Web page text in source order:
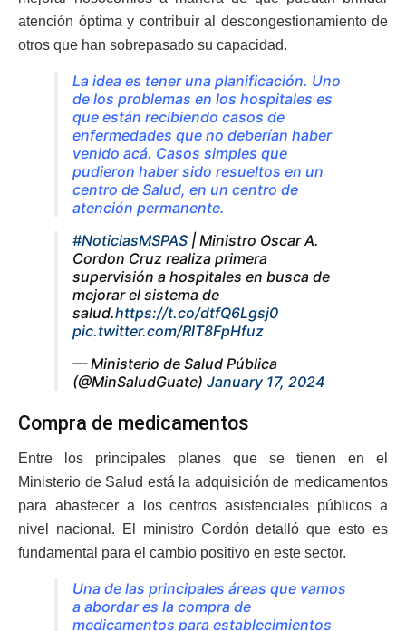
atención óptima y contribuir al descongestionamiento de
otros que han sobrepasado su capacidad.
La idea es tener una planificación. Uno
de los problemas en los hospitales es
que están recibiendo casos de
enfermedades que no deberían haber
venido acá. Casos simples que
pudieron haber sido resueltos en un
centro de Salud, en un centro de
atención permanente.
#NoticiasMSPAS | Ministro Oscar A.
Cordon Cruz realiza primera
supervisión a hospitales en busca de
mejorar el sistema de
salud.https://t.co/dtfQ6Lgsj0
pic.twitter.com/RlT8FpHfuz
— Ministerio de Salud Pública
(@MinSaludGuate) January 17, 2024
Compra de medicamentos
Entre los principales planes que se tienen en el
Ministerio de Salud está la adquisición de medicamentos
para abastecer a los centros asistenciales públicos a
nivel nacional. El ministro Cordón detalló que esto es
fundamental para el cambio positivo en este sector.
Una de las principales áreas que vamos
a abordar es la compra de
medicamentos para establecimientos